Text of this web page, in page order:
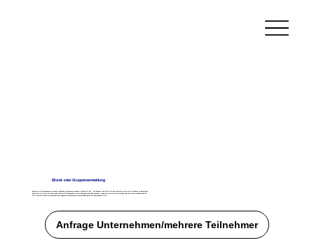
Einzel- oder Gruppenanmeldung
Anfrage Unternehmen/mehrere Teilnehmer